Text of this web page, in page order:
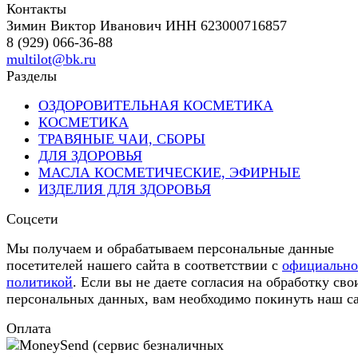
Контакты
Зимин Виктор Иванович ИНН 623000716857
8 (929) 066-36-88
multilot@bk.ru
Разделы
ОЗДОРОВИТЕЛЬНАЯ КОСМЕТИКА
КОСМЕТИКА
ТРАВЯНЫЕ ЧАИ, СБОРЫ
ДЛЯ ЗДОРОВЬЯ
МАСЛА КОСМЕТИЧЕСКИЕ, ЭФИРНЫЕ
ИЗДЕЛИЯ ДЛЯ ЗДОРОВЬЯ
Соцсети
Мы получаем и обрабатываем персональные данные
посетителей нашего сайта в соответствии с
политикой. Если вы не даете согласия на обработку
персональных данных, вам необходимо покинуть наш
Оплата